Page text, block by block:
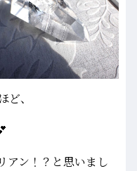
、
アン！？と思いまし